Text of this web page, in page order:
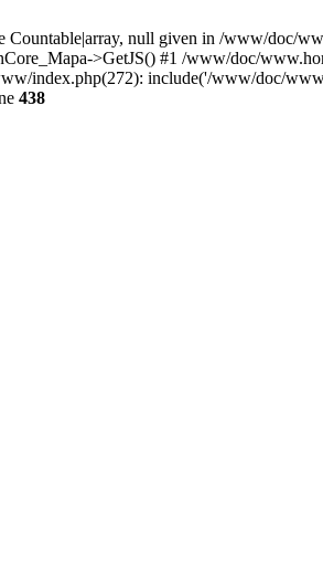
null given in /www/doc/
>GetJS() #1 /www/doc/
index.php(272): include('/www/doc/
438